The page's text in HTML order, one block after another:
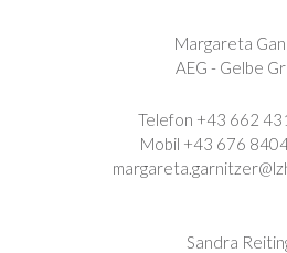
Margareta
AEG - Gelbe
Telefon +43 662
Mobil +43 676
Sandra